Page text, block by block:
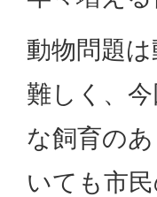
動物問題
難しく、
な飼育の
いても市